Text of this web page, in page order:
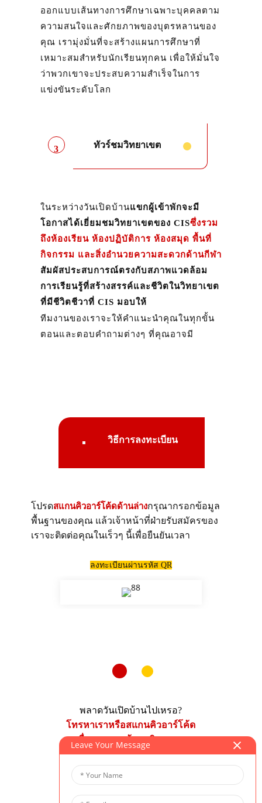
ออกแบบเส้นทางการศึกษาเฉพาะบุคคลตาม
ความสนใจและศักยภาพของบุตรหลานของ
คุณ เรามุ่งมั่นที่จะสร้างแผนการศึกษาที่
เหมาะสมสำหรับนักเรียนทุกคน เพื่อให้มั่นใจ
ว่าพวกเขาจะประสบความสำเร็จในการ
แข่งขันระดับโลก
3 ทัวร์ชมวิทยาเขต
ในระหว่างวันเปิดบ้านแขกผู้เข้าพักจะมี
โอกาสได้เยี่ยมชมวิทยาเขตของ CISซึ่งรวม
ถึงห้องเรียน ห้องปฏิบัติการ ห้องสมุด พื้นที่
กิจกรรม และสิ่งอำนวยความสะดวกด้านกีฬา
สัมผัสประสบการณ์ตรงกับสภาพแวดล้อม
การเรียนรู้ที่สร้างสรรค์และชีวิตในวิทยาเขต
ที่มีชีวิตชีวาที่ CIS มอบให้
ทีมงานของเราจะให้คำแนะนำคุณในทุกขั้น
ตอนและตอบคำถามต่างๆ ที่คุณอาจมี
วิธีการลงทะเบียน
โปรดสแกนคิวอาร์โค้ดด้านล่างกรุณากรอกข้อมูล
พื้นฐานของคุณ แล้วเจ้าหน้าที่ฝ่ายรับสมัครของ
เราจะติดต่อคุณในเร็วๆ นี้เพื่อยืนยันเวลา
ลงทะเบียนผ่านรหัส QR
พลาดวันเปิดบ้านไปเหรอ?
โทรหาเราหรือสแกนคิวอาร์โค้ด
เพื่อจองการเข้าชมวิทยาเขต
Leave Your Message